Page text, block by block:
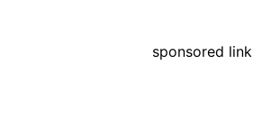
sponsored link